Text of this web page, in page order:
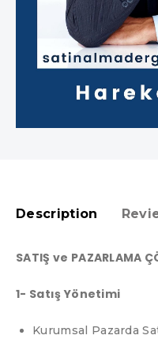
Description
SATIŞ ve PAZARLAMA
1- Satış Yönetimi
Kurumsal Pazarda